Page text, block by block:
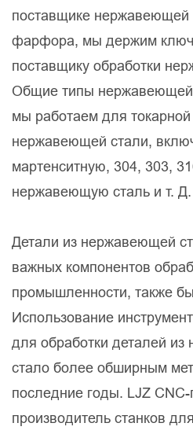
поставщике нержавеющей
фарфора, мы держим
поставщику обработки
Общие типы нержавеющей
мы работаем для токарной
нержавеющей стали,
мартенситную, 304, 303,
нержавеющую сталь и т. Д.
Детали из нержавеющей
важных компонентов
промышленности, также
Использование
для обработки деталей
стало более обширным
последние годы. LJZ
производитель станков